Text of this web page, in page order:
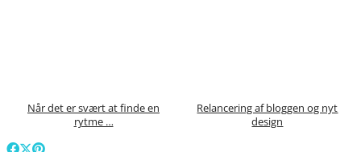
Når det er svært at finde en
rytme …
Relancering af bloggen og nyt
design